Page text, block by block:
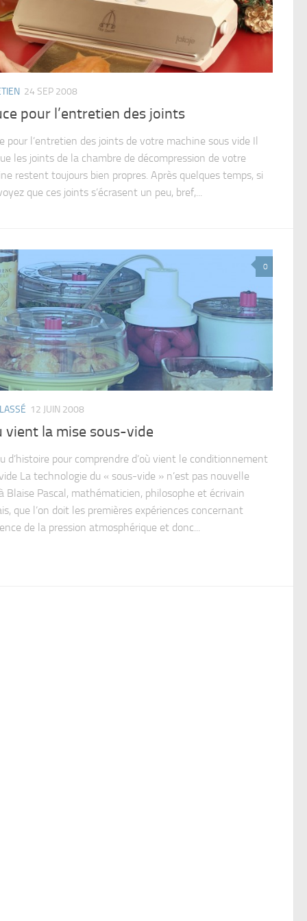
24 SEP 2008
pour l’entretien des joints
pour l’entretien des joints de votre machine sous vide Il
les joints de la chambre de décompression de votre
restent toujours bien propres. Après quelques temps, si
que ces joints s’écrasent un peu, bref,...
0
12 JUIN 2008
vient la mise sous-vide
d’histoire pour comprendre d’où vient le conditionnement
La technologie du « sous-vide » n’est pas nouvelle
Blaise Pascal, mathématicien, philosophe et écrivain
que l’on doit les premières expériences concernant
de la pression atmosphérique et donc...